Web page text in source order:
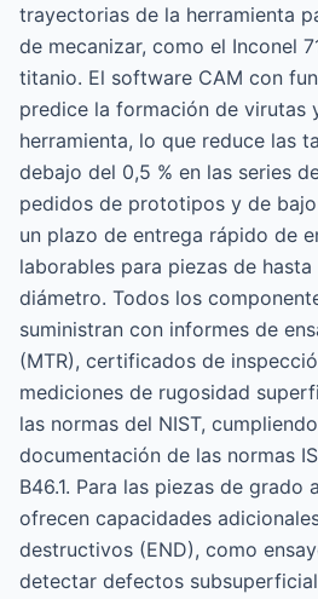
trayectorias de la herramienta
de mecanizar, como el Inconel
titanio. El software CAM con
predice la formación de virutas
herramienta, lo que reduce las
debajo del 0,5 % en las series
pedidos de prototipos y de
un plazo de entrega rápido de
laborables para piezas de hasta
diámetro. Todos los
suministran con informes de
(MTR), certificados de
mediciones de rugosidad
las normas del NIST,
documentación de las normas
B46.1. Para las piezas de grado
ofrecen capacidades
destructivos (END), como
detectar defectos